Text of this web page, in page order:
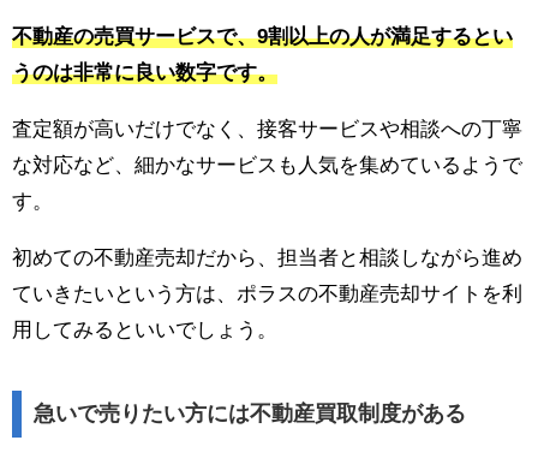
不動産の売買サービスで、9割以上の人が満足するとい
うのは非常に良い数字です。
査定額が高いだけでなく、接客サービスや相談への丁寧
な対応など、細かなサービスも人気を集めているようで
す。
初めての不動産売却だから、担当者と相談しながら進め
ていきたいという方は、ポラスの不動産売却サイトを利
用してみるといいでしょう。
急いで売りたい方には不動産買取制度がある